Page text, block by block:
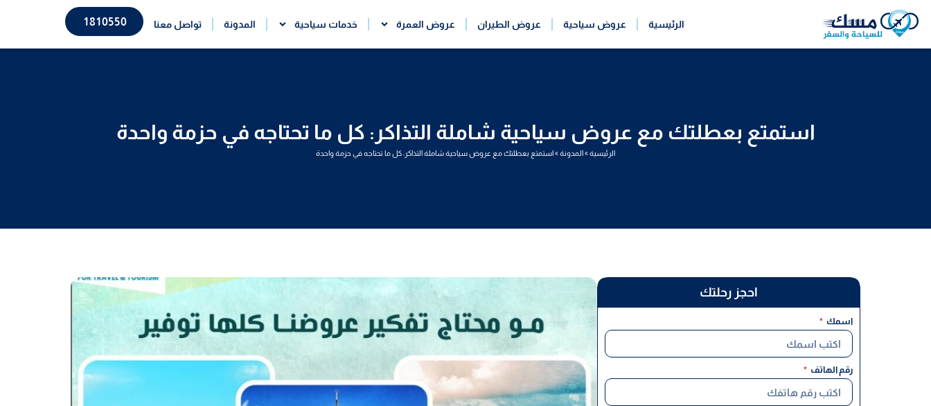
تخطي
الرئيسية عروض سياحية عروض الطيران عروض العمرة خدمات سياحية المدونة تواصل معنا 1810550
استمتع بعطلتك مع عروض سياحية شاملة التذاكر: كل ما تحتاجه في حزمة واحدة
الرئيسية»المدونة»استمتع بعطلتك مع عروض سياحية شاملة التذاكر: كل ما تحتاجه في حزمة واحدة
احجز رحلتك
اسمك
رقم الهاتف